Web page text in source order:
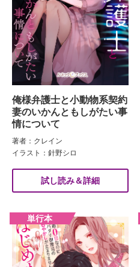
俺様弁護士と小動物系契約
妻のいかんともしがたい事
情について
著者：クレイン
イラスト：針野シロ
試し読み＆詳細